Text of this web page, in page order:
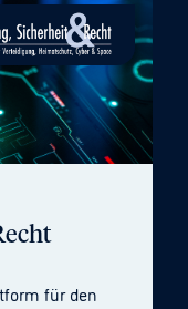
für den